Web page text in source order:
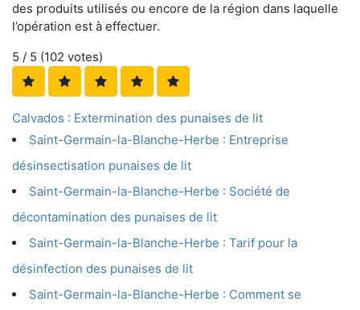
des produits utilisés ou encore de la région dans laquelle
l’opération est à effectuer.
5 / 5 (102 votes)
Calvados : Extermination des punaises de lit
Saint-Germain-la-Blanche-Herbe : Entreprise
désinsectisation punaises de lit
Saint-Germain-la-Blanche-Herbe : Société de
décontamination des punaises de lit
Saint-Germain-la-Blanche-Herbe : Tarif pour la
désinfection des punaises de lit
Saint-Germain-la-Blanche-Herbe : Comment se